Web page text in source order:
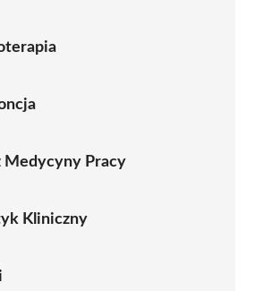
Medycyny Pracy
Kliniczny